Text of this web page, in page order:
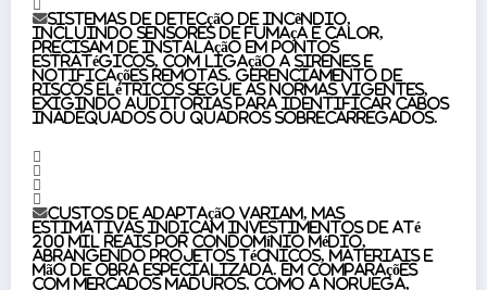
Sistemas de detecção de incêndio,
incluindo sensores de fumaça e calor,
precisam de instalação em pontos
estratégicos, com ligação a sirenes e
notificações remotas. Gerenciamento de
riscos elétricos segue as normas vigentes,
exigindo auditorias para identificar cabos
inadequados ou quadros sobrecarregados.
Custos de adaptação variam, mas
estimativas indicam investimentos de até
200 mil reais por condomínio médio,
abrangendo projetos técnicos, materiais e
mão de obra especializada. Em comparações
com mercados maduros, como a Noruega,